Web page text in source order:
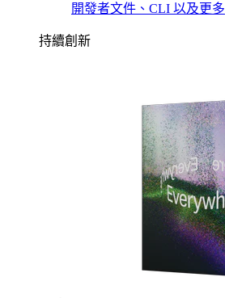
開發者文件、CLI 以及更多
持續創新